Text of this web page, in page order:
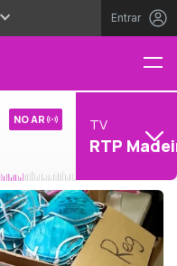
Entrar
NO AR TV
RTP